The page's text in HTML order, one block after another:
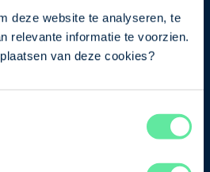
deze website te analyseren, te
relevante informatie te voorzien.
van deze cookies?